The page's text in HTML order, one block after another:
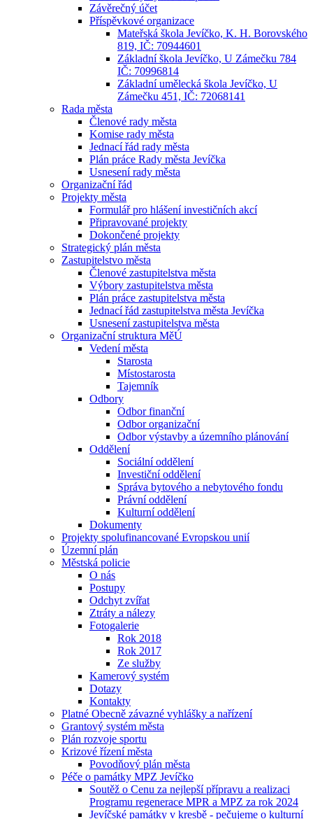
Závěrečný účet
Příspěvkové organizace
Mateřská škola Jevíčko, K. H. Borovského
819, IČ: 70944601
Základní škola Jevíčko, U Zámečku 784
IČ: 70996814
Základní umělecká škola Jevíčko, U
Zámečku 451, IČ: 72068141
Rada města
Členové rady města
Komise rady města
Jednací řád rady města
Plán práce Rady města Jevíčka
Usnesení rady města
Organizační řád
Projekty města
Formulář pro hlášení investičních akcí
Připravované projekty
Dokončené projekty
Strategický plán města
Zastupitelstvo města
Členové zastupitelstva města
Výbory zastupitelstva města
Plán práce zastupitelstva města
Jednací řád zastupitelstva města Jevíčka
Usnesení zastupitelstva města
Organizační struktura MěÚ
Vedení města
Starosta
Místostarosta
Tajemník
Odbory
Odbor finanční
Odbor organizační
Odbor výstavby a územního plánování
Oddělení
Sociální oddělení
Investiční oddělení
Správa bytového a nebytového fondu
Právní oddělení
Kulturní oddělení
Dokumenty
Projekty spolufinancované Evropskou unií
Územní plán
Městská policie
O nás
Postupy
Odchyt zvířat
Ztráty a nálezy
Fotogalerie
Rok 2018
Rok 2017
Ze služby
Kamerový systém
Dotazy
Kontakty
Platné Obecně závazné vyhlášky a nařízení
Grantový systém města
Plán rozvoje sportu
Krizové řízení města
Povodňový plán města
Péče o památky MPZ Jevíčko
Soutěž o Cenu za nejlepší přípravu a realizaci
Programu regenerace MPR a MPZ za rok 2024
Jevíčské památky v kresbě - pečujeme o kulturní